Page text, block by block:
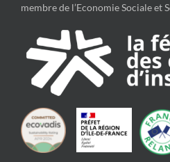
membre de l’Economie Sociale et